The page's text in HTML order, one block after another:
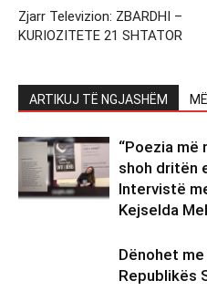
Zjarr Televizion: ZBARDHI –
KURIOZITETE 21 SHTATOR
ARTIKUJ TË NGJASHËM
“Poezia më
shoh dritën
Intervistë
Kejselda
Dënohet
Republikës